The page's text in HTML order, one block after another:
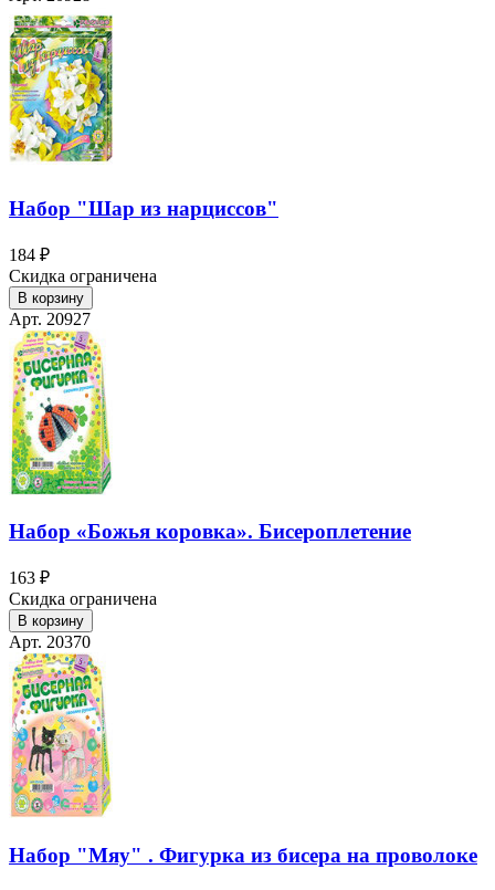
Набор "Шар из нарциссов"
184 ₽
Скидка ограничена
В корзину
Арт. 20927
Набор «Божья коровка». Бисероплетение
163 ₽
Скидка ограничена
В корзину
Арт. 20370
Набор "Мяу" . Фигурка из бисера на проволоке